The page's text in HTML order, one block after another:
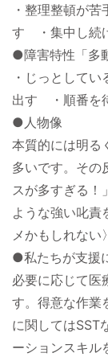
・整理整頓が
す ・集中し続
●障害特性「多
・じっとして
出す ・順番を
●人物像
本質的には明る
多いです。その
スが多すぎる！
ような強い叱責
メかもしれない
●私たちが支援
必要に応じて医
す。得意な作業
に関してはSST
ーションスキル